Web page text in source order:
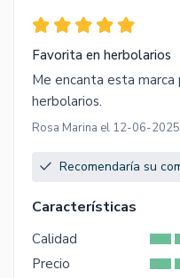
Favorita en herbolarios
Me encanta esta marca
herbolarios.
Rosa Marina el 12-06-2025
Recomendaría su
Características
Calidad
Precio